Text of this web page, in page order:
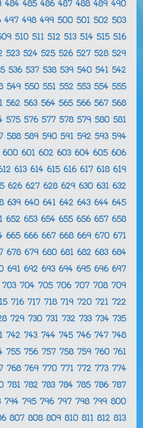
484 485 486 487 488 489 490
497 498 499 500 501 502 503
510 511 512 513 514 515 516
523 524 525 526 527 528 529
536 537 538 539 540 541 542
549 550 551 552 553 554 555
562 563 564 565 566 567 568
575 576 577 578 579 580 581
588 589 590 591 592 593 594
600 601 602 603 604 605 606
613 614 615 616 617 618 619
626 627 628 629 630 631 632
639 640 641 642 643 644 645
652 653 654 655 656 657 658
665 666 667 668 669 670 671
678 679 680 681 682 683 684
691 692 693 694 695 696 697
703 704 705 706 707 708 709
716 717 718 719 720 721 722
729 730 731 732 733 734 735
742 743 744 745 746 747 748
755 756 757 758 759 760 761
768 769 770 771 772 773 774
781 782 783 784 785 786 787
794 795 796 797 798 799 800
807 808 809 810 811 812 813